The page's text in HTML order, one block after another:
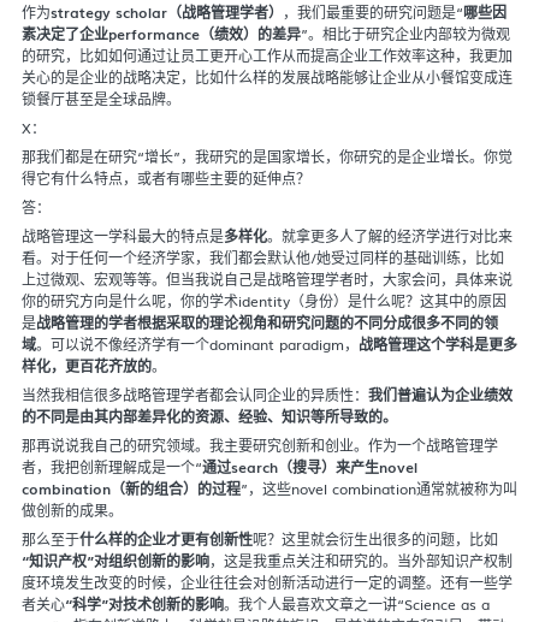
作为strategy scholar（战略管理学者） ，我们最重要的研究问题是“哪些因
素决定了企业performance（绩效）的差异”。相比于研究企业内部较为微观
的研究，比如如何通过让员工更开心工作从而提高企业工作效率这种，我更加
关心的是企业的战略决定，比如什么样的发展战略能够让企业从小餐馆变成连
锁餐厅甚至是全球品牌。
X：
那我们都是在研究“增长”，我研究的是国家增长，你研究的是企业增长。你觉
得它有什么特点，或者有哪些主要的延伸点？
答：
战略管理这一学科最大的特点是多样化。就拿更多人了解的经济学进行对比来
看。对于任何一个经济学家，我们都会默认他/她受过同样的基础训练，比如
上过微观、宏观等等。但当我说自己是战略管理学者时，大家会问，具体来说
你的研究方向是什么呢，你的学术identity（身份）是什么呢？这其中的原因
是战略管理的学者根据采取的理论视角和研究问题的不同分成很多不同的领
域。可以说不像经济学有一个dominant paradigm， 战略管理这个学科是更多
样化，更百花齐放的。
当然我相信很多战略管理学者都会认同企业的异质性： 我们普遍认为企业绩效
的不同是由其内部差异化的资源、经验、知识等所导致的。
那再说说我自己的研究领域。我主要研究创新和创业。作为一个战略管理学
者，我把创新理解成是一个“通过search（搜寻）来产生novel
combination（新的组合）的过程”，这些novel combination通常就被称为叫
做创新的成果。
那么至于什么样的企业才更有创新性呢？这里就会衍生出很多的问题，比如
“知识产权”对组织创新的影响，这是我重点关注和研究的。当外部知识产权制
度环境发生改变的时候，企业往往会对创新活动进行一定的调整。还有一些学
者关心“科学”对技术创新的影响。我个人最喜欢文章之一讲“Science as a